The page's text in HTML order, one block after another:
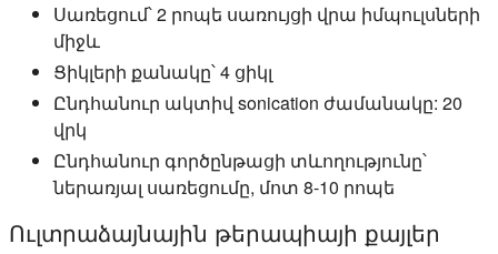
Սառեցում՝ 2 րոպե սառույցի վրա իմպուլսների
միջև
Ցիկլերի քանակը՝ 4 ցիկլ
Ընդհանուր ակտիվ sonication ժամանակը: 20
վրկ
Ընդհանուր գործընթացի տևողությունը՝
ներառյալ սառեցումը, մոտ 8-10 րոպե
Ուլտրաձայնային թերապիայի քայլեր